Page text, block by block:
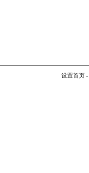
设置首页-